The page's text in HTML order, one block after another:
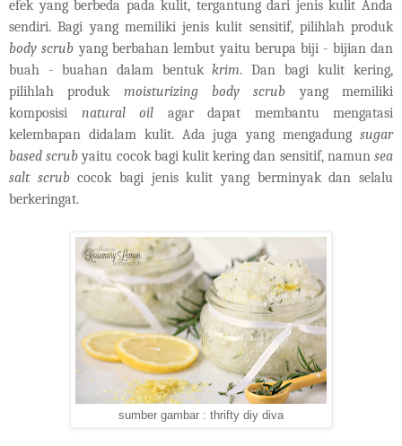
efek yang berbeda pada kulit, tergantung dari jenis kulit Anda
sendiri. Bagi yang memiliki jenis kulit sensitif, pilihlah produk
body scrub yang berbahan lembut yaitu berupa biji - bijian dan
buah - buahan dalam bentukkrim. Dan bagi kulit kering,
pilihlah produk moisturizing body scrub yang memiliki
komposisi natural oil agar dapat membantu mengatasi
kelembapan didalam kulit. Ada juga yang mengadung sugar
based scrubyaitu cocok bagi kulit kering dan sensitif, namunsea
salt scrubcocok bagi jenis kulit yang berminyak dan selalu
berkeringat.
sumber gambar : thrifty diy diva